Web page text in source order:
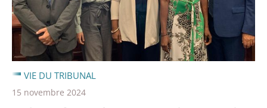
VIE DU TRIBUNAL
15 novembre 2024